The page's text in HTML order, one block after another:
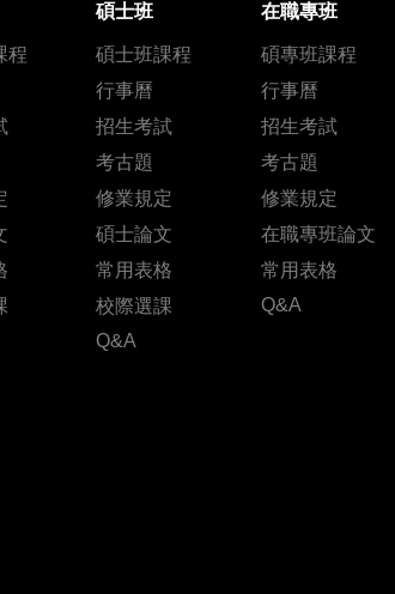
程
碩士班
碩士班課程
行事曆
招生考試
考古題
修業規定
碩士論文
常用表格
校際選課
Q&A
在職專班
碩專班課程
行事曆
招生考試
考古題
修業規定
在職專班論文
常用表格
Q&A